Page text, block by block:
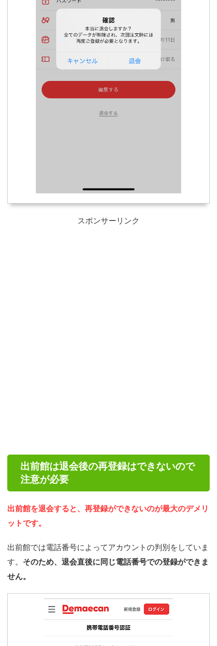
スポンサーリンク
出前館は退会後の再登録はできないので
注意が必要
出前館を退会すると、再登録ができないのが最大のデメリ
ットです。
出前館では電話番号によってアカウントの判別をしていま
す。 そのため、退会直後に同じ電話番号での登録ができま
せん。